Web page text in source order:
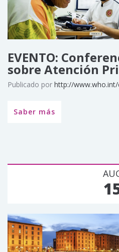
EVENTO:
sobre Atención
Publicado por http://www.who.int/
Saber más